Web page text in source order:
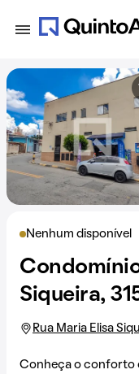
Nenhum disponível
Siqueira,
Rua Maria Elisa
Conheça o conforto